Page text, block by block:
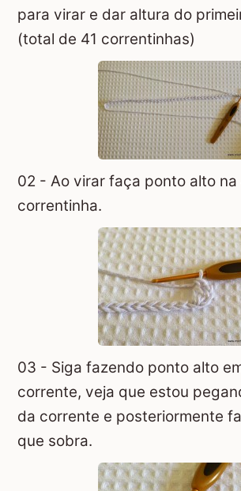
para virar e dar altura do
(total de 41 correntinhas)
02 - Ao virar faça ponto alto na
correntinha.
03 - Siga fazendo ponto alto
corrente, veja que estou
da corrente e posteriormente
que sobra.